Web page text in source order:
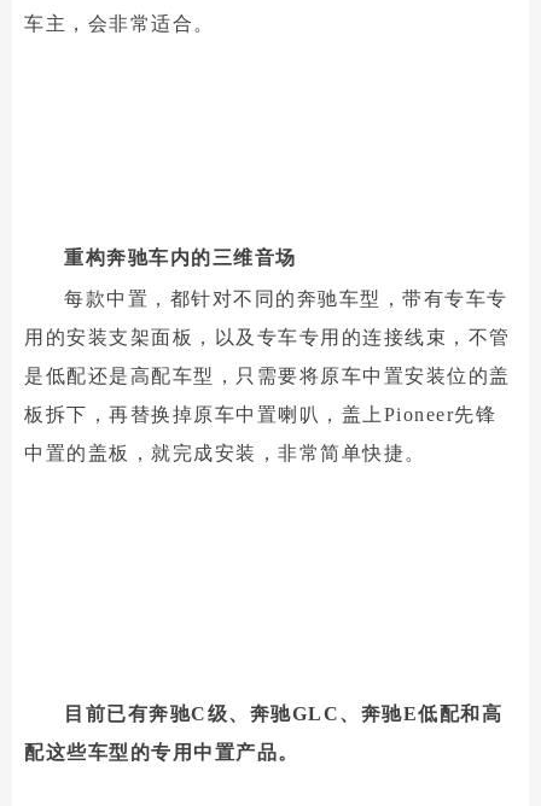
车主，会非常适合。
重构奔驰车内的三维音场
每款中置，都针对不同的奔驰车型，带有专车专
用的安装支架面板，以及专车专用的连接线束，不管
是低配还是高配车型，只需要将原车中置安装位的盖
板拆下，再替换掉原车中置喇叭，盖上Pioneer先锋
中置的盖板，就完成安装，非常简单快捷。
目前已有奔驰C级、奔驰GLC、奔驰E低配和高
配这些车型的专用中置产品。